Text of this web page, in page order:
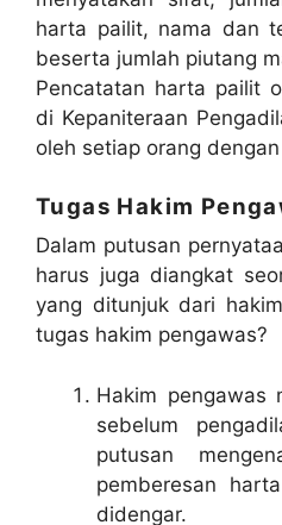
harta pailit, nama dan
beserta jumlah piutang
Pencatatan harta pailit
di Kepaniteraan
oleh setiap orang
Tugas Hakim
Dalam putusan
harus juga diangkat
yang ditunjuk dari
tugas hakim pengawas?
Hakim pengawas
sebelum
putusan
pemberesan
didengar.